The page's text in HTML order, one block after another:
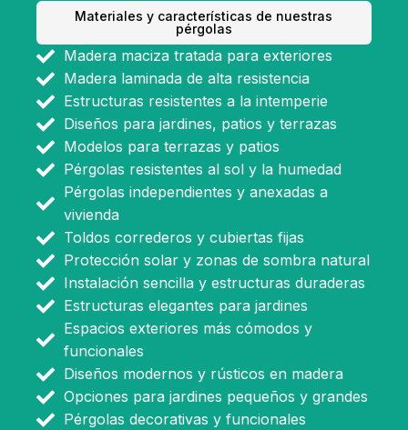
Materiales y características de nuestras
pérgolas
Madera maciza tratada para exteriores
Madera laminada de alta resistencia
Estructuras resistentes a la intemperie
Diseños para jardines, patios y terrazas
Modelos para terrazas y patios
Pérgolas resistentes al sol y la humedad
Pérgolas independientes y anexadas a
vivienda
Toldos correderos y cubiertas fijas
Protección solar y zonas de sombra natural
Instalación sencilla y estructuras duraderas
Estructuras elegantes para jardines
Espacios exteriores más cómodos y
funcionales
Diseños modernos y rústicos en madera
Opciones para jardines pequeños y grandes
Pérgolas decorativas y funcionales